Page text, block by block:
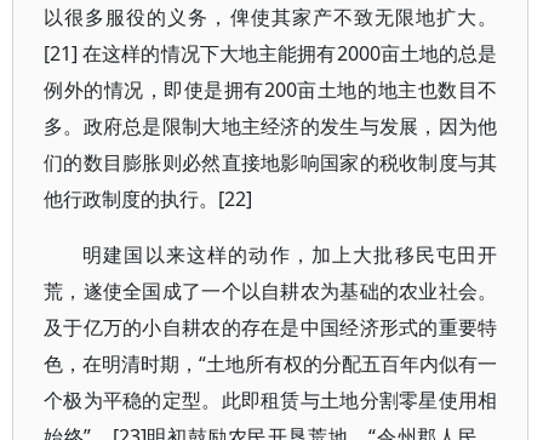
以很多服役的义务，俾使其家产不致无限地扩大。
[21] 在这样的情况下大地主能拥有2000亩土地的总是
例外的情况，即使是拥有200亩土地的地主也数目不
多。政府总是限制大地主经济的发生与发展，因为他
们的数目膨胀则必然直接地影响国家的税收制度与其
他行政制度的执行。[22]
明建国以来这样的动作，加上大批移民屯田开
荒，遂使全国成了一个以自耕农为基础的农业社会。
及于亿万的小自耕农的存在是中国经济形式的重要特
色，在明清时期，“土地所有权的分配五百年内似有一
个极为平稳的定型。此即租赁与土地分割零星使用相